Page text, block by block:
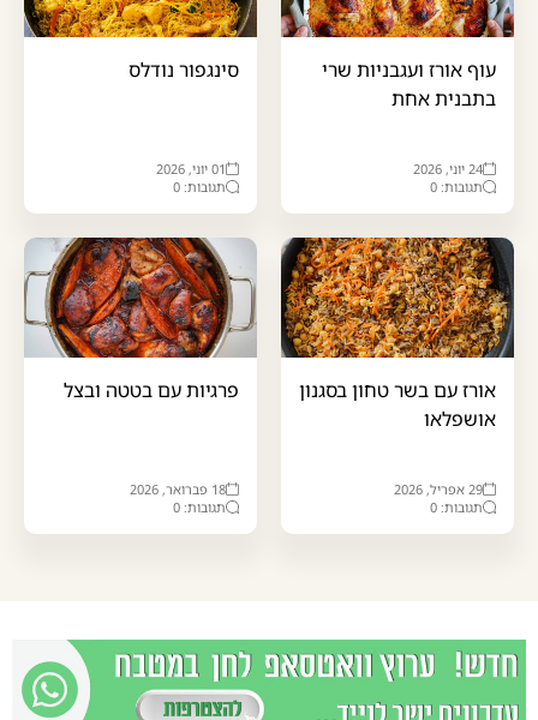
עוף אורז ועגבניות שרי
בתבנית אחת
24 יוני, 2026
תגובות: 0
סינגפור נודלס
01 יוני, 2026
תגובות: 0
אורז עם בשר טחון בסגנון
אושפלאו
29 אפריל, 2026
תגובות: 0
פרגיות עם בטטה ובצל
18 פברואר, 2026
תגובות: 0